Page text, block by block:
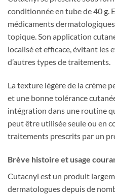
conditionnée en tube de 40 g.
médicaments
topique. Son application
localisé et efficace, évitant les
d’autres types de traitements.
La texture légère de la crème
et une bonne tolérance
intégration dans une routine
peut être utilisée seule ou en
traitements prescrits par un
Brève histoire et usage
Cutacnyl est un produit
dermatologues depuis de